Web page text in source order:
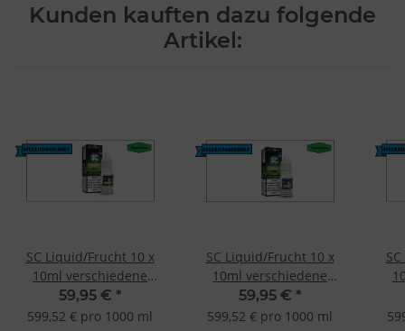
Kunden kauften dazu folgende
Artikel:
SC Liquid/Frucht 10 x
10ml verschiedene
Geschmacksrichtungen
Kaktusfeige-6mg
59,95 € *
599,52 € pro 1000 ml
SC Liquid/Frucht 10 x
10ml verschiedene
Geschmacksrichtungen
Apfelmix-12mg
59,95 € *
599,52 € pro 1000 ml